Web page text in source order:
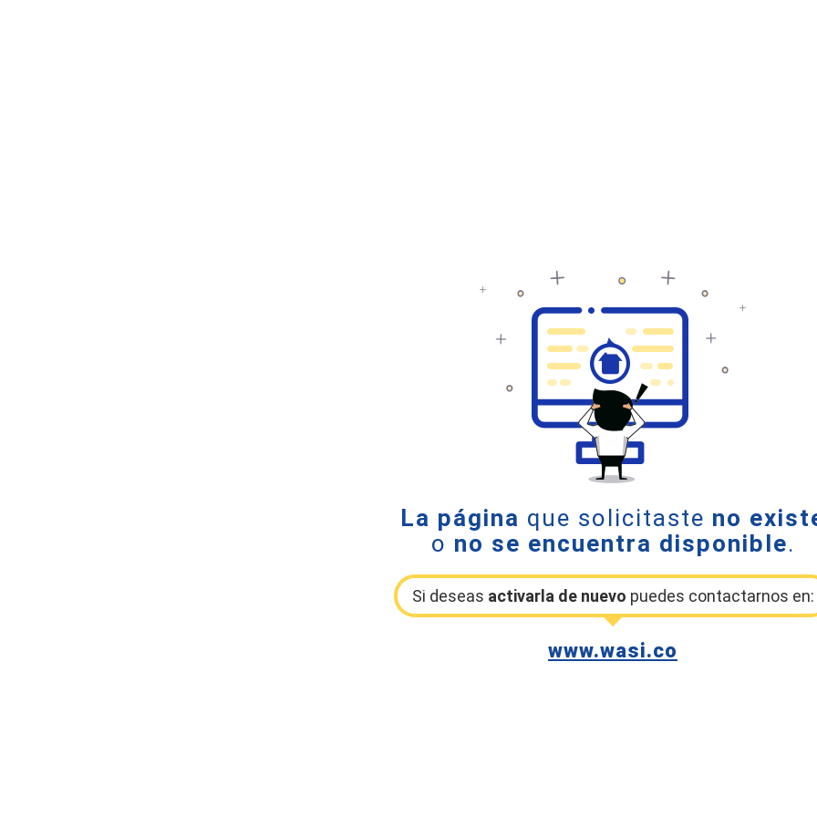
La página que solicitaste no
o no se encuentra disponible.
Si deseas activarla de nuevo puedes contactarnos en:
www.wasi.co